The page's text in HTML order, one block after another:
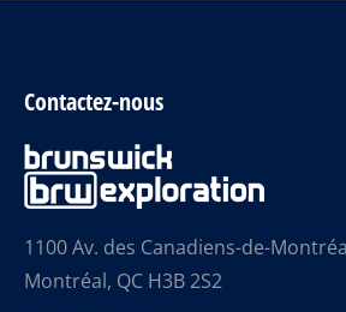
Contactez-nous
1100 Av. des Canadiens-de-
Montréal, QC H3B 2S2